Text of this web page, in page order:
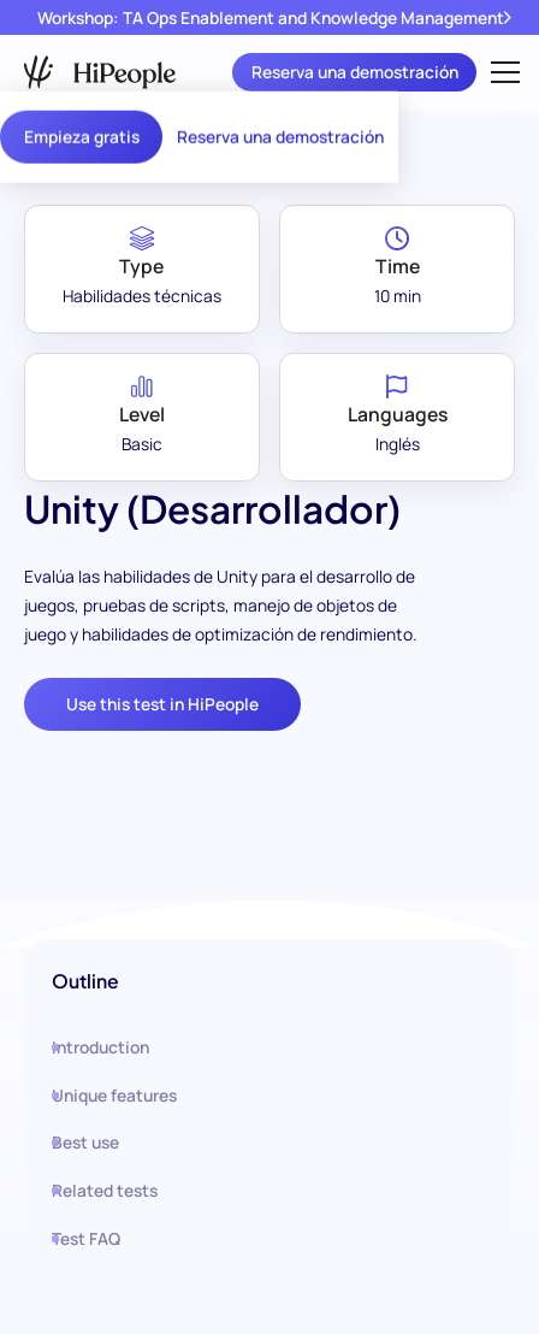
Empieza gratis Reserva una demostración
Workshop: TA Ops Enablement and Knowledge Management
Reserva una demostración
Assessment Library
Unity (Desarrollador)
Evalúa las habilidades de Unity para el desarrollo de
juegos, pruebas de scripts, manejo de objetos de
juego y habilidades de optimización de rendimiento.
Use this test in HiPeople
Type
Habilidades técnicas
Time
10 min
Level
Basic
Languages
Inglés
Outline
Introduction
Unique features
Best use
Related tests
Test FAQ